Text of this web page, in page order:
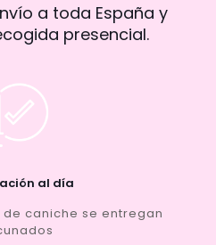
a toda España y
presencial.
al día
caniche se entregan